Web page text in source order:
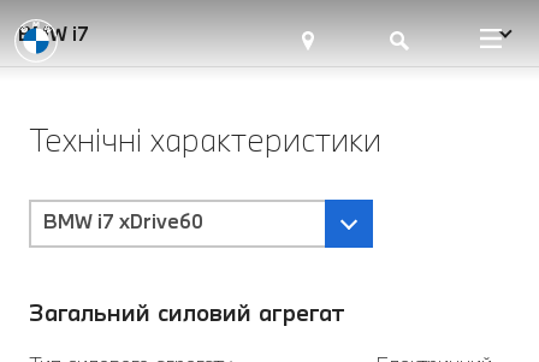
BMW i7
Технічні характеристики
BMW i7 xDrive60
Загальний силовий агрегат